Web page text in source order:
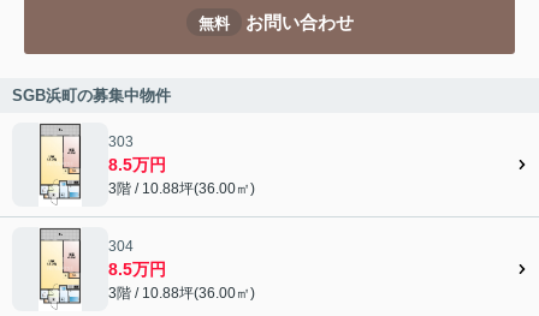
無料 お問い合わせ
SGB浜町の募集中物件
303
8.5万円
3階 / 10.88坪(36.00㎡)
304
8.5万円
3階 / 10.88坪(36.00㎡)